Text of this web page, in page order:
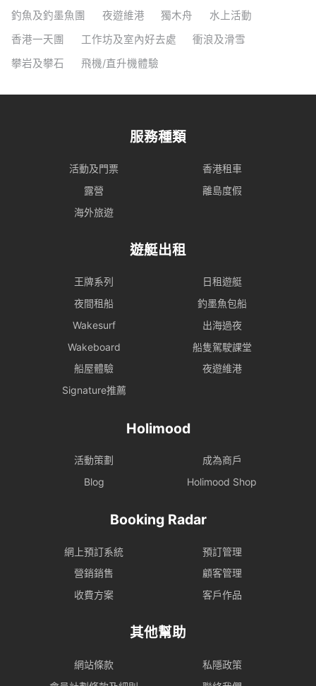
釣魚及釣墨魚團 夜遊維港 獨木舟
水上活動
香港一天團
工作坊及室內好去處
衝浪及滑雪
攀岩及攀石
飛機/直升機體驗
服務種類
活動及門票
香港租車
露營
離島度假
海外旅遊
遊艇出租
王牌系列
日租遊艇
夜間租船
釣墨魚包船
Wakesurf
出海過夜
Wakeboard
船隻駕駛課堂
船屋體驗
夜遊維港
Signature推薦
Holimood
活動策劃
成為商戶
Blog
Holimood Shop
Booking Radar
網上預訂系統
預訂管理
營銷銷售
顧客管理
收費方案
客戶作品
其他幫助
網站條款
私隱政策